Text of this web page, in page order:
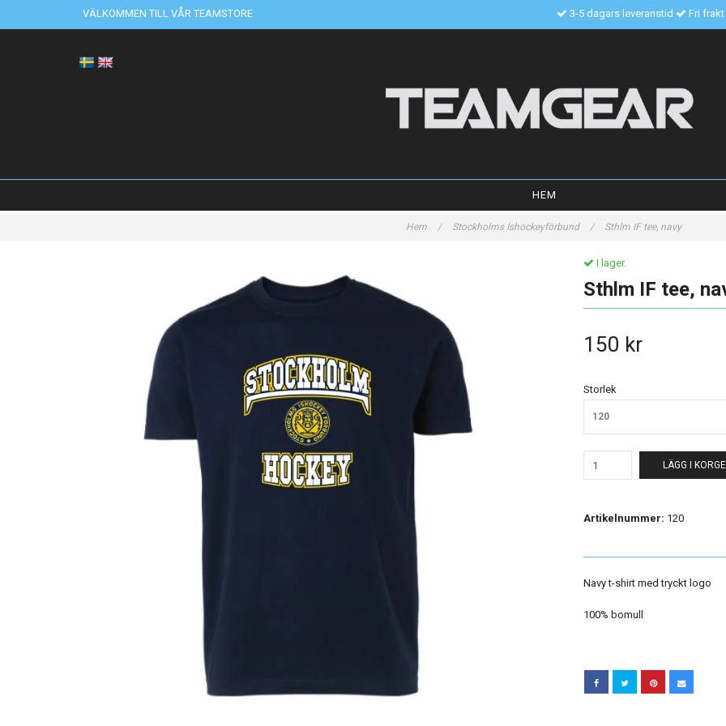
VÄLKOMMEN TILL VÅR TEAMSTORE 3-5 dagars leveranstid Fri
HEM
Hem / Stockholms Ishockeyförbund / Sthlm IF tee, navy
I lager.
Sthlm IF tee,
150 kr
Storlek
120
LÄGG I
Artikelnummer: 120
Navy t-shirt med tryckt logo
100% bomull